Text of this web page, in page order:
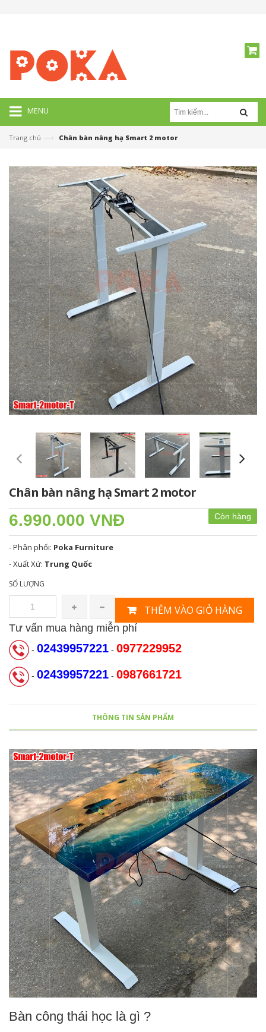
MENU
Trang chủ —› Chân bàn nâng hạ Smart 2 motor
Chân bàn nâng hạ Smart 2 motor
Còn hàng
6.990.000 VNĐ
- Phân phối: Poka Furniture
- Xuất Xứ: Trung Quốc
SỐ LƯỢNG
THÊM VÀO GIỎ HÀNG
Tư vấn mua hàng miễn phí
- 02439957221 - 0977229952
- 02439957221 - 0987661721
THÔNG TIN SẢN PHẨM
Bàn công thái học là gì ?